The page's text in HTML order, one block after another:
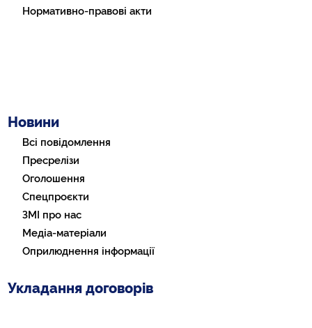
Нормативно-правові акти
Новини
Всі повідомлення
Пресрелізи
Оголошення
Спецпроєкти
ЗМІ про нас
Медіа-матеріали
Оприлюднення інформації
Укладання договорів